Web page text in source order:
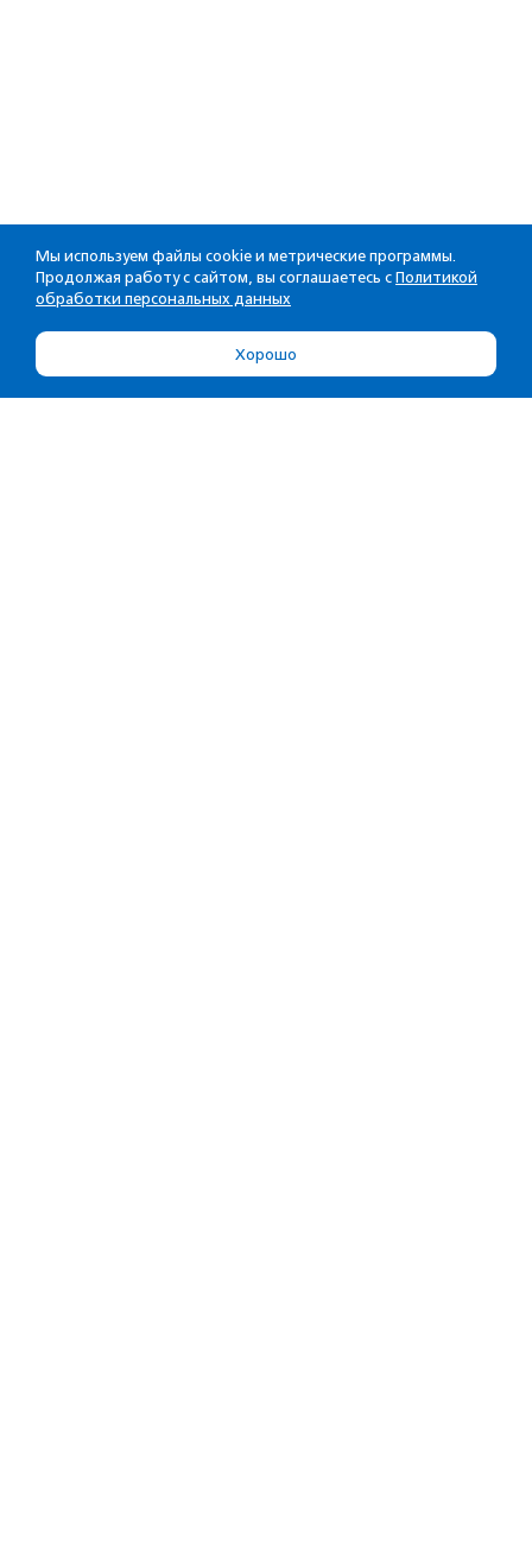
Мы используем файлы cookie и метрические программы.
Продолжая работу с сайтом, вы соглашаетесь с Политикой
обработки персональных данных
Хорошо